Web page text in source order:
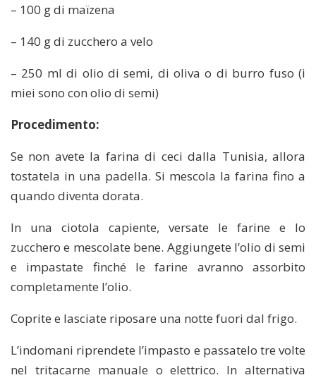
– 100 g di maïzena
– 140 g di zucchero a velo
– 250 ml di olio di semi, di oliva o di burro fuso (i
miei sono con olio di semi)
Procedimento:
Se non avete la farina di ceci dalla Tunisia, allora
tostatela in una padella. Si mescola la farina fino a
quando diventa dorata.
In una ciotola capiente, versate le farine e lo
zucchero e mescolate bene. Aggiungete l’olio di semi
e impastate finché le farine avranno assorbito
completamente l’olio.
Coprite e lasciate riposare una notte fuori dal frigo.
L’indomani riprendete l’impasto e passatelo tre volte
nel tritacarne manuale o elettrico. In alternativa